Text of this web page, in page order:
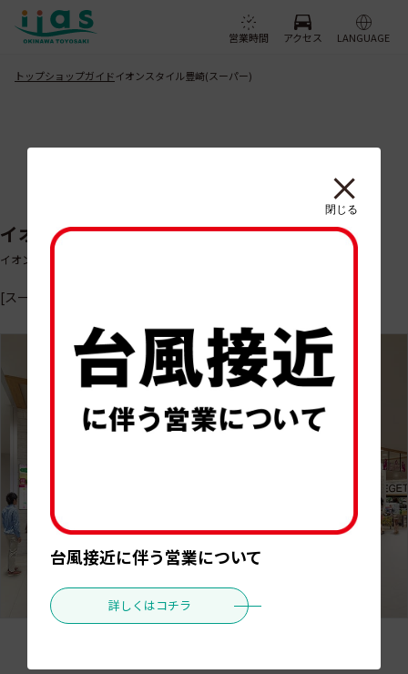
閉じる
台風接近に伴う営業について
詳しくはコチラ
営業時間 アクセス LANGUAGE
トップショップガイドイオンスタイル豊崎(スーパー)
イオンスタイル豊崎(スーパー)
イオンスタイルトヨサキスーパー
[スーパーマーケット]